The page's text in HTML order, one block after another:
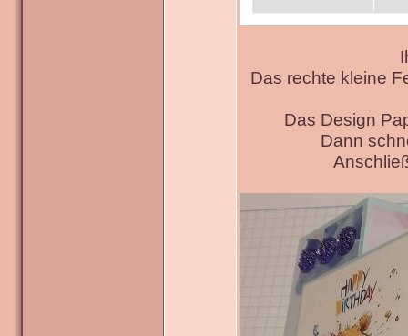
Das rechte kleine
Das Design
Dann